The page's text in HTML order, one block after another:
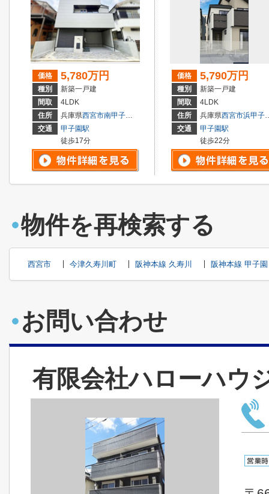
価格 5,780万円
種別
新築一戸建
間取
4LDK
住所
兵庫県西宮市南甲子園
交通
甲子園駅
徒歩17分
価格 5,790万円
種別
新築一戸建
間取
4LDK
住所
兵庫県西宮市浜甲子園
交通
甲子園駅
徒歩22分
物件を再検索する
西宮市 今津久寿川町 阪神本線 久寿川 阪神本線 甲子園
お問い合わせ
有限会社ハローハウ